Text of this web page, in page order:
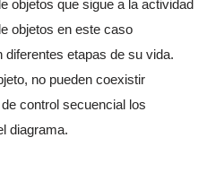
objetos que sigue a la actividad
objetos en este caso
etapas de su vida.
no pueden coexistir
control secuencial los
diagrama.